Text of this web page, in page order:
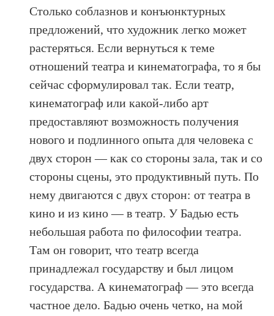
Столько соблазнов и конъюнктурных
предложений, что художник легко может
растеряться. Если вернуться к теме
отношений театра и кинематографа, то я бы
сейчас сформулировал так. Если театр,
кинематограф или какой-либо арт
предоставляют возможность получения
нового и подлинного опыта для человека с
двух сторон — как со стороны зала, так и со
стороны сцены, это продуктивный путь. По
нему двигаются с двух сторон: от театра в
кино и из кино — в театр. У Бадью есть
небольшая работа по философии театра.
Там он говорит, что театр всегда
принадлежал государству и был лицом
государства. А кинематограф — это всегда
частное дело. Бадью очень четко, на мой